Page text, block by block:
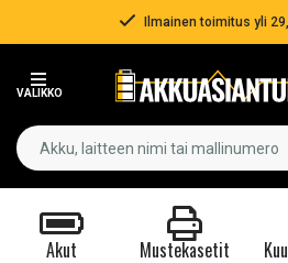
Ilmainen toimitus yli
VALIKKO
Akut Mustekasetit